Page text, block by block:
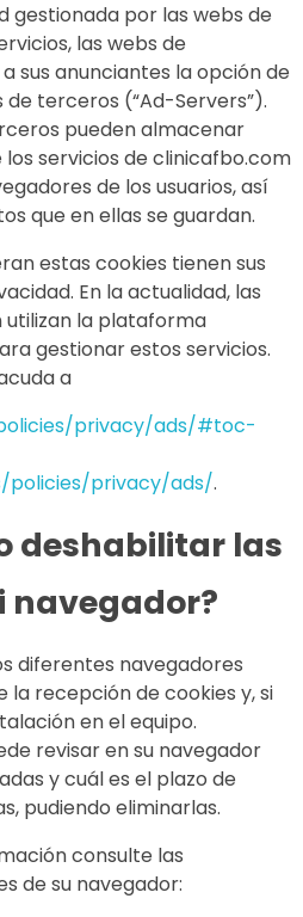
gestionada por las webs de
las webs de
sus anunciantes la opción de
terceros (“Ad-Servers”).
pueden almacenar
servicios de clinicafbo.com
de los usuarios, así
que en ellas se guardan.
estas cookies tienen sus
En la actualidad, las
la plataforma
gestionar estos servicios.
a
privacy/ads/#toc-
policies/privacy/ads/.
deshabilitar las
navegador?
diferentes navegadores
la recepción de cookies y, si
en el equipo.
revisar en su navegador
y cuál es el plazo de
pudiendo eliminarlas.
consulte las
de su navegador: